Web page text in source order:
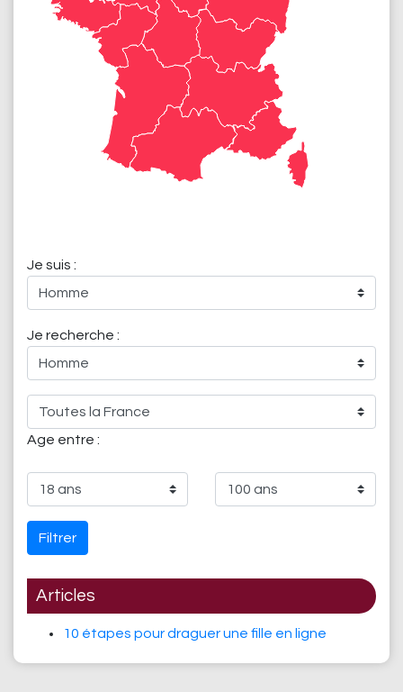
Je suis :
Je recherche :
Age entre :
Filtrer
Articles
10 étapes pour draguer une fille en ligne